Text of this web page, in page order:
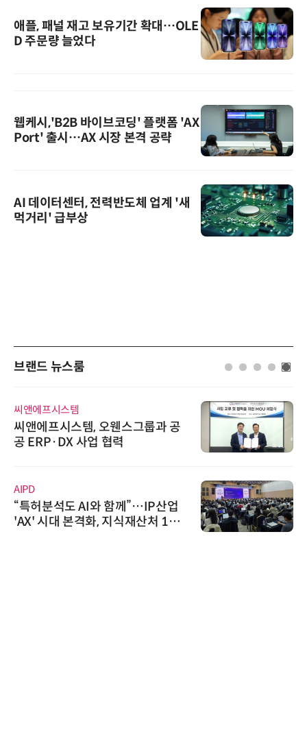
애플, 패널 재고 보유기간 확대…OLE
D 주문량 늘었다
웹케시,'B2B 바이브코딩' 플랫폼 'AX
Port' 출시…AX 시장 본격 공략
AI 데이터센터, 전력반도체 업계 '새
먹거리' 급부상
브랜드 뉴스룸
씨앤에프시스템
씨앤에프시스템, 오웬스그룹과 공
공 ERP·DX 사업 협력
AIPD
“특허분석도 AI와 함께”…IP산업
'AX' 시대 본격화, 지식재산처 1호